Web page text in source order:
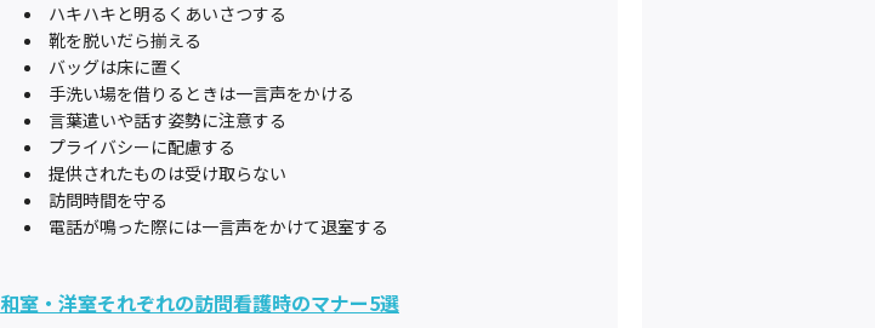
ハキハキと明るくあいさつする
靴を脱いだら揃える
バッグは床に置く
手洗い場を借りるときは一言声をかける
言葉遣いや話す姿勢に注意する
プライバシーに配慮する
提供されたものは受け取らない
訪問時間を守る
電話が鳴った際には一言声をかけて退室する
和室・洋室それぞれの訪問看護時のマナー5選